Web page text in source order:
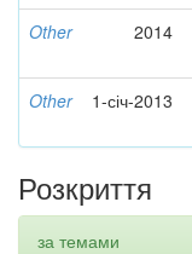
Other 2014
Other 1-січ-2013
Розкриття
за темами